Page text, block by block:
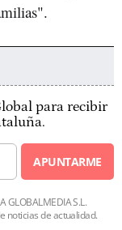
para recibir
APUNTARME
GLOBALMEDIA S.L.
noticias de actualidad.